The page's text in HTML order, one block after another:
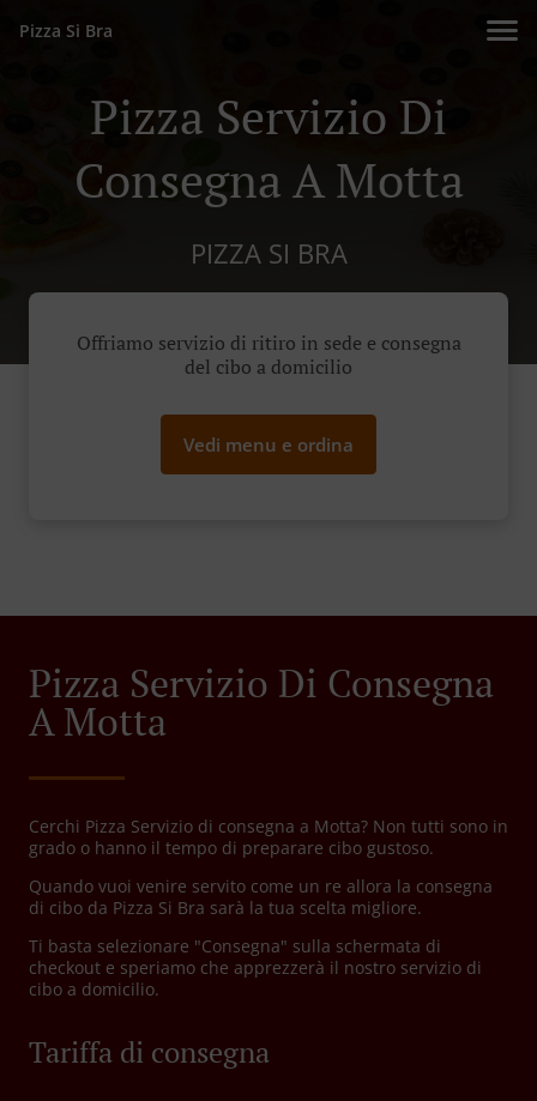
Pizza Si Bra
Pizza Servizio Di
Consegna A Motta
PIZZA SI BRA
Offriamo servizio di ritiro in sede e consegna
del cibo a domicilio
Vedi menu e ordina
Pizza Servizio Di Consegna
A Motta
Cerchi Pizza Servizio di consegna a Motta? Non tutti sono in
grado o hanno il tempo di preparare cibo gustoso.
Quando vuoi venire servito come un re allora la consegna
di cibo da Pizza Si Bra sarà la tua scelta migliore.
Ti basta selezionare "Consegna" sulla schermata di
checkout e speriamo che apprezzerà il nostro servizio di
cibo a domicilio.
Tariffa di consegna